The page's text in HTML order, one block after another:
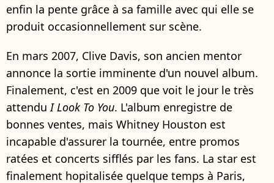
enfin la pente grâce à sa famille avec qui elle se
produit occasionnellement sur scène.
En mars 2007, Clive Davis, son ancien mentor
annonce la sortie imminente d'un nouvel album.
Finalement, c'est en 2009 que voit le jour le très
attendu I Look To You. L'album enregistre de
bonnes ventes, mais Whitney Houston est
incapable d'assurer la tournée, entre promos
ratées et concerts sifflés par les fans. La star est
finalement hopitalisée quelque temps à Paris,